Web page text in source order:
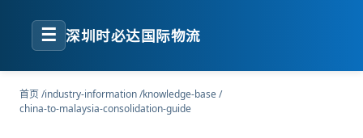
☰ 深圳时必达国际物流
首页/industry-information/knowledge-base/
china-to-malaysia-consolidation-guide